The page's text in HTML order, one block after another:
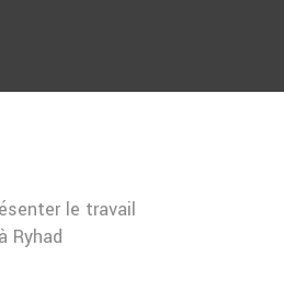
le travail
Ryhad